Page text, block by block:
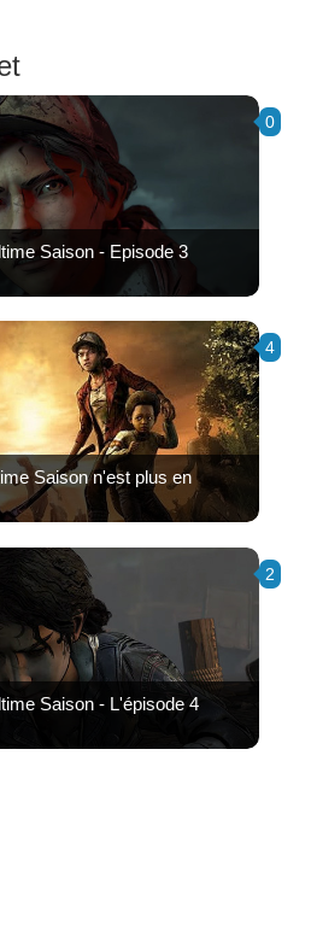
0
Saison - Episode 3
4
Saison n'est plus en
2
Saison - L'épisode 4